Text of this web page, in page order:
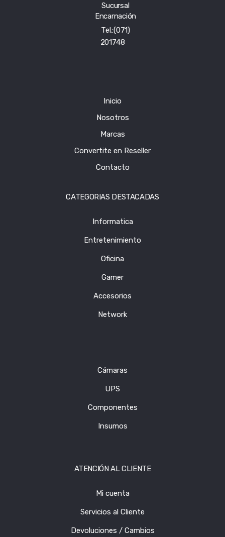
Sucursal
Encarnación
Tel.:(071)
201748
Inicio
Nosotros
Marcas
Convertite en Reseller
Contacto
CATEGORIAS DESTACADAS
Informatica
Entretenimiento
Oficina
Gamer
Accesorios
Network
Cámaras
UPS
Componentes
Insumos
ATENCIÓN AL CLIENTE
Mi cuenta
Servicios al Cliente
Devoluciones / Cambios